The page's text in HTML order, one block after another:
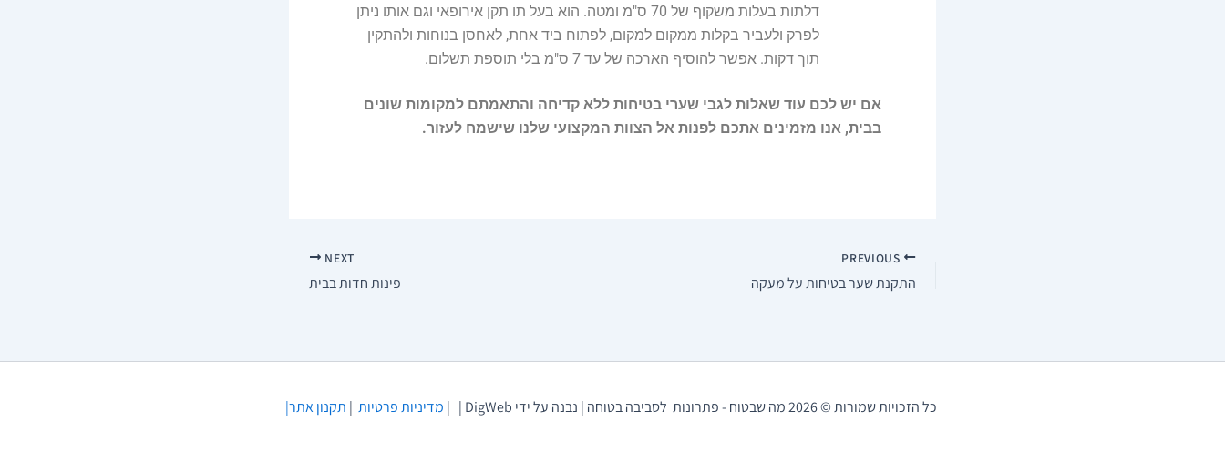
דלתות בעלות משקוף של 70 ס"מ ומטה. הוא בעל תו תקן אירופאי וגם אותו ניתן
לפרק ולעביר בקלות ממקום למקום, לפתוח ביד אחת, לאחסן בנוחות ולהתקין
תוך דקות. אפשר להוסיף הארכה של עד 7 ס"מ בלי תוספת תשלום.
אם יש לכם עוד שאלות לגבי שערי בטיחות ללא קדיחה והתאמתם למקומות שונים
בבית, אנו מזמינים אתכם לפנות אל הצוות המקצועי שלנו שישמח לעזור.
התקנת שער בטיחות על מעקה
NEXT
פינות חדות בבית
כל הזכויות שמורות © 2026 מה שבטוח - פתרונות לסביבה בטוחה | נבנה על ידי DigWeb | | מדיניות פרטיות | תקנוןאתר|